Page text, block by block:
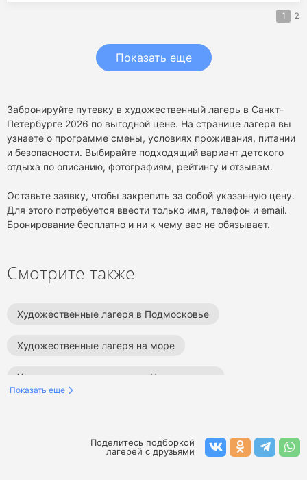
1 2
Показать еще
Забронируйте путевку в художественный лагерь в Санкт-
Петербурге 2026 по выгодной цене. На странице лагеря вы
узнаете о программе смены, условиях проживания, питании
и безопасности. Выбирайте подходящий вариант детского
отдыха по описанию, фотографиям, рейтингу и отзывам.
Оставьте заявку, чтобы закрепить за собой указанную цену.
Для этого потребуется ввести только имя, телефон и email.
Бронирование бесплатно и ни к чему вас не обязывает.
Смотрите также
Художественные лагеря в Подмосковье
Художественные лагеря на море
Художественные лагеря на Черном море
Художественные лагеря в Краснодарском крае
Показать еще
Поделитесь подборкой
лагерей с друзьями